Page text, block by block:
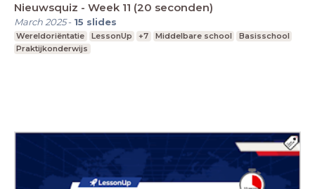
Nieuwsquiz - Week 11 (20 seconden)
March 2025- 15 slides
Wereldoriëntatie LessonUp +7 Middelbare school
Basisschool
Praktijkonderwijs